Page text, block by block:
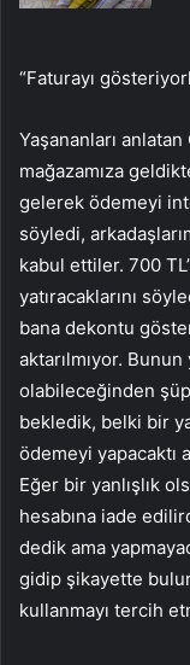
“Faturayı
Yaşananları anlatan
mağazamıza
gelerek ödemeyi
söyledi,
kabul ettiler. 700
yatıracaklarını
bana dekontu
aktarılmıyor.
olabileceğinden
bekledik, belki bir
ödemeyi yapacaktı
Eğer bir yanlışlık
hesabına iade
dedik ama
gidip şikayette
kullanmayı tercih